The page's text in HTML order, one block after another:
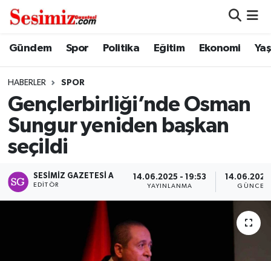
Gündem Spor Politika Eğitim Ekonomi
HABERLER SPOR
Gençlerbirliği’nde Osman
Sungur yeniden başkan
seçildi
SESIMIZ GAZETESI A
EDITÖR
14.06.2025 - 19:53
YAYINLANMA
Dünya
Ekonomi
Genel
Gündem
Magazin
Nöbetçi Eczaneler
Namaz Vakitleri
Trafik Durumu
Süper Lig Puan Durumu ve Fikstür
Tüm Manşetler
Son Dakika Haberleri